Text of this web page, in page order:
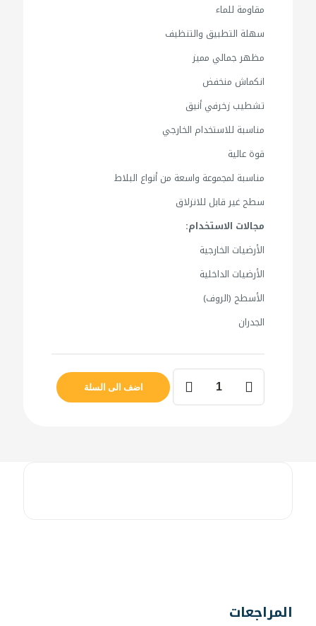
مقاومة للماء
سهلة التطبيق والتنظيف
مظهر جمالي مميز
انكماش منخفض
تشطيب زخرفي أنيق
مناسبة للاستخدام الخارجي
قوة عالية
مناسبة لمجموعة واسعة من أنواع البلاط
سطح غير قابل للانزلاق
مجالات الاستخدام:
الأرضيات الخارجية
الأرضيات الداخلية
الأسطح (الروف)
الجدران
كمية
روبه
بلاط
اضف الى السلة
المراجعات